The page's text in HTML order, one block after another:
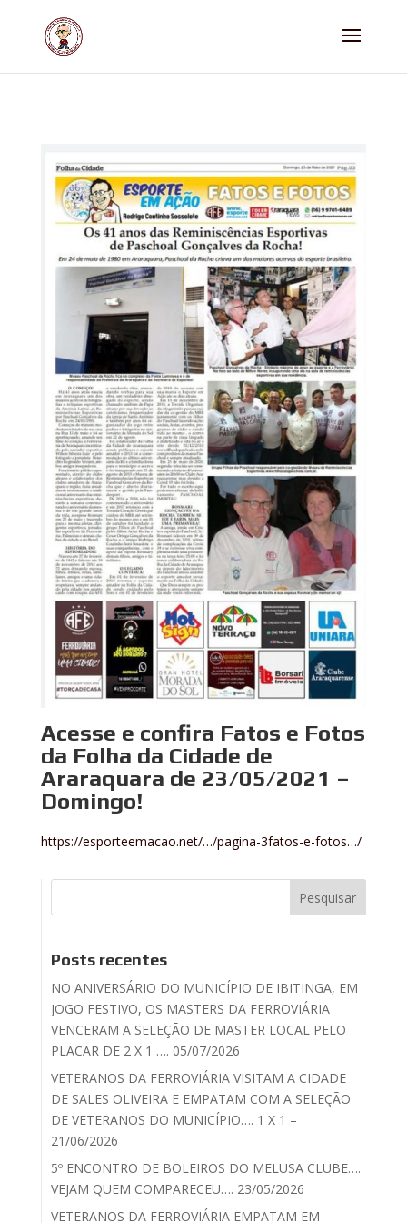
Acesse e confira Fatos e Fotos
da Folha da Cidade de
Araraquara de 23/05/2021 –
Domingo!
https://esporteemacao.net/…/pagina-3fatos-e-fotos…/
Posts recentes
NO ANIVERSÁRIO DO MUNICÍPIO DE IBITINGA, EM
JOGO FESTIVO, OS MASTERS DA FERROVIÁRIA
VENCERAM A SELEÇÃO DE MASTER LOCAL PELO
PLACAR DE 2 X 1 …. 05/07/2026
VETERANOS DA FERROVIÁRIA VISITAM A CIDADE
DE SALES OLIVEIRA E EMPATAM COM A SELEÇÃO
DE VETERANOS DO MUNICÍPIO…. 1 X 1 –
21/06/2026
5º ENCONTRO DE BOLEIROS DO MELUSA CLUBE….
VEJAM QUEM COMPARECEU…. 23/05/2026
VETERANOS DA FERROVIÁRIA EMPATAM EM